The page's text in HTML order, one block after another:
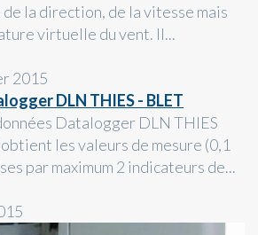
la direction, de la vitesse mais
virtuelle du vent. Il...
2015
DLN THIES - BLET
Datalogger DLN THIES
les valeurs de mesure (0,1
par maximum 2 indicateurs de...